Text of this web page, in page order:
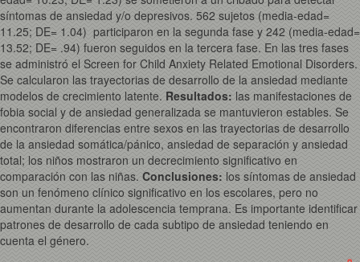
síntomas de ansiedad y/o depresivos. 562 sujetos (media-edad=
11.25; DE= 1.04) participaron en la segunda fase y 242 (media-edad=
13.52; DE= .94) fueron seguidos en la tercera fase. En las tres fases
se administró el Screen for Child Anxiety Related Emotional Disorders.
Se calcularon las trayectorias de desarrollo de la ansiedad mediante
modelos de crecimiento latente. Resultados: las manifestaciones de
fobia social y de ansiedad generalizada se mantuvieron estables. Se
encontraron diferencias entre sexos en las trayectorias de desarrollo
de la ansiedad somática/pánico, ansiedad de separación y ansiedad
total; los niños mostraron un decrecimiento significativo en
comparación con las niñas. Conclusiones: los síntomas de ansiedad
son un fenómeno clínico significativo en los escolares, pero no
aumentan durante la adolescencia temprana. Es importante identificar
patrones de desarrollo de cada subtipo de ansiedad teniendo en
cuenta el género.